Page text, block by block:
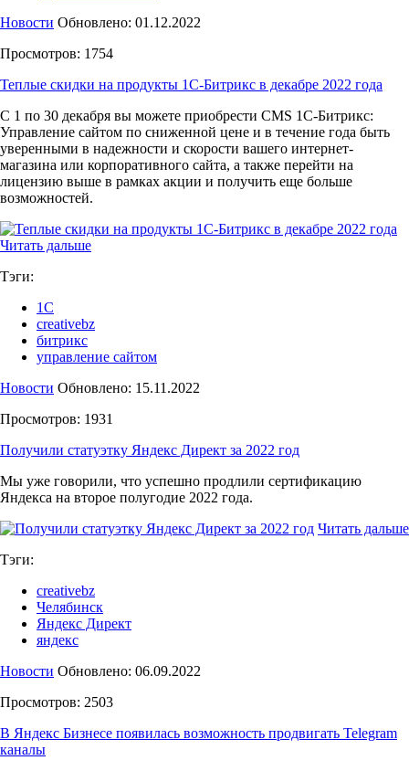
Новости Обновлено: 01.12.2022
Просмотров: 1754
Теплые скидки на продукты 1С-Битрикс в декабре 2022 года
С 1 по 30 декабря вы можете приобрести CMS 1С-Битрикс:
Управление сайтом по сниженной цене и в течение года быть
уверенными в надежности и скорости вашего интернет-
магазина или корпоративного сайта, а также перейти на
лицензию выше в рамках акции и получить еще больше
возможностей.
Читать дальше
Тэги:
1С
creativebz
битрикс
управление сайтом
Новости Обновлено: 15.11.2022
Просмотров: 1931
Получили статуэтку Яндекс Директ за 2022 год
Мы уже говорили, что успешно продлили сертификацию
Яндекса на второе полугодие 2022 года.
Читать дальше
Тэги:
creativebz
Челябинск
Яндекс Директ
яндекс
Новости Обновлено: 06.09.2022
Просмотров: 2503
В Яндекс Бизнесе появилась возможность продвигать Telegram
каналы